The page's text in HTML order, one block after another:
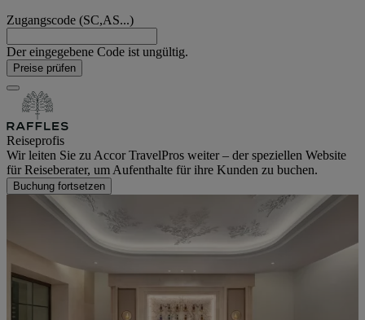
Zugangscode (SC,AS...)
Der eingegebene Code ist ungültig.
Preise prüfen
Reiseprofis
Wir leiten Sie zu Accor TravelPros weiter – der speziellen Website
für Reiseberater, um Aufenthalte für ihre Kunden zu buchen.
Buchung fortsetzen